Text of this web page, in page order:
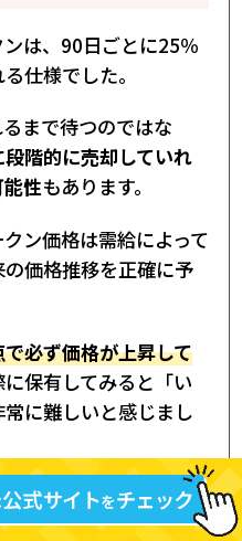
は、90日ごとに25％
仕様でした。
まで待つのではな
階的に売却していれ
性もあります。
ン価格は需給によって
価格推移を正確に予
必ず価格が上昇して
保有してみると「い
に難しいと感じまし
者は512.3599円の